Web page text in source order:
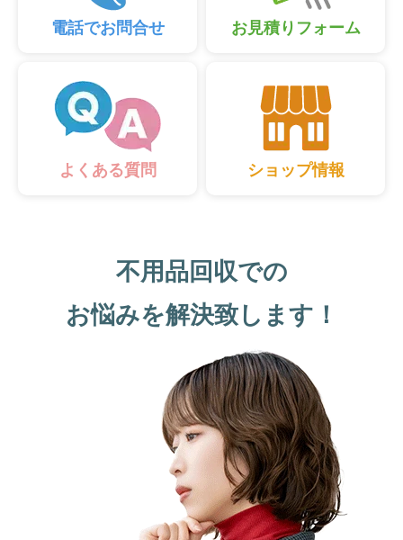
電話でお問合せ お見積りフォーム
よくある質問 ショップ情報
不用品回収での
お悩みを解決致します！